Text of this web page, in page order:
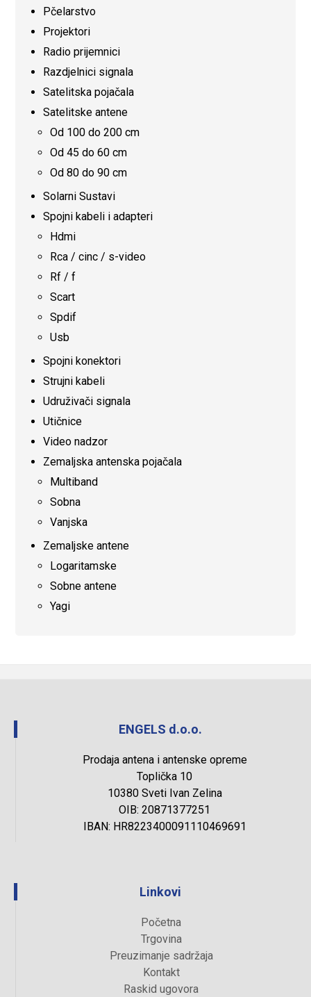
Pčelarstvo
Projektori
Radio prijemnici
Razdjelnici signala
Satelitska pojačala
Satelitske antene
Od 100 do 200 cm
Od 45 do 60 cm
Od 80 do 90 cm
Solarni Sustavi
Spojni kabeli i adapteri
Hdmi
Rca / cinc / s-video
Rf / f
Scart
Spdif
Usb
Spojni konektori
Strujni kabeli
Udruživači signala
Utičnice
Video nadzor
Zemaljska antenska pojačala
Multiband
Sobna
Vanjska
Zemaljske antene
Logaritamske
Sobne antene
Yagi
ENGELS d.o.o.
Prodaja antena i antenske opreme
Toplička 10
10380 Sveti Ivan Zelina
OIB: 20871377251
IBAN: HR8223400091110469691
Linkovi
Početna
Trgovina
Preuzimanje sadržaja
Kontakt
Raskid ugovora